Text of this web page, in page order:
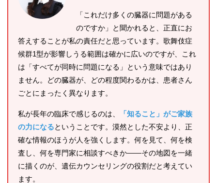
「これだけ多くの臓器に問題がある
のですか」と聞かれると、正直にお
答えすることが私の責任だと思っています。歌舞伎症
候群1型が影響しうる範囲は確かに広いのですが、これ
は「すべてが同時に問題になる」という意味ではあり
ません。どの臓器が、どの程度関わるかは、患者さん
ごとにまったく異なります。
私が長年の臨床で感じるのは、
「知ること」がご家族
の力になるということです。漠然とした不安より、正
確な情報のほうが人を強くします。何を見て、何を検
査し、何を専門家に相談すべきか——その地図を一緒
に描くのが、遺伝カウンセリングの役割だと考えてい
ます。